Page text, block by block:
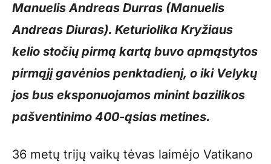
Manuelis Andreas Durras (Manuelis
Andreas Diuras). Keturiolika Kryžiaus
kelio stočių pirmą kartą buvo apmąstytos
pirmąjį gavėnios penktadienį, o iki Velykų
jos bus eksponuojamos minint bazilikos
pašventinimo 400-ąsias metines.
36 metų trijų vaikų tėvas laimėjo Vatikano